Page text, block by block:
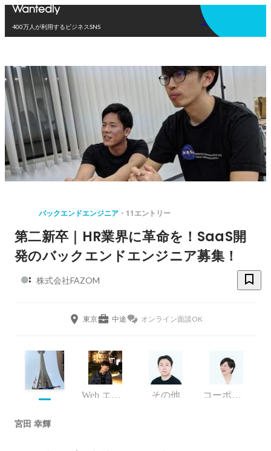
400万人が利用するビジネスSNS
アプリを使う
バックエンドエンジニア 11エントリー
第二新卒｜HR業界に革命を！SaaS開
発のバックエンドエンジニア募集！
株式会社FAZOM
東京 中途 オンライン面談OK
Web エンジニア その他 コーポレート・スタッフ
宮田 幸輝